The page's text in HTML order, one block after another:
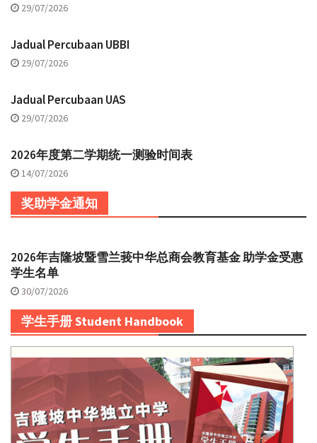
29/07/2026
Jadual Percubaan UBBI
29/07/2026
Jadual Percubaan UAS
29/07/2026
2026年度第二学期统一测验时间表
14/07/2026
奖助学金通知
2026年吉隆坡暨雪兰莪中华总商会教育基金 助学金受惠
学生名单
30/07/2026
学生手册 Student Handbook